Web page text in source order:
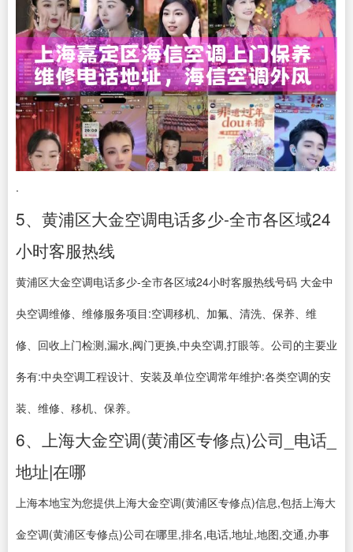
.
5、黄浦区大金空调电话多少-全市各区域24
小时客服热线
黄浦区大金空调电话多少-全市各区域24小时客服热线号码 大金中
央空调维修、维修服务项目:空调移机、加氟、清洗、保养、维
修、回收上门检测,漏水,阀门更换,中央空调,打眼等。公司的主要业
务有:中央空调工程设计、安装及单位空调常年维护:各类空调的安
装、维修、移机、保养。
6、上海大金空调(黄浦区专修点)公司_电话_
地址|在哪
上海本地宝为您提供上海大金空调(黄浦区专修点)信息,包括上海大
金空调(黄浦区专修点)公司在哪里,排名,电话,地址,地图,交通,办事